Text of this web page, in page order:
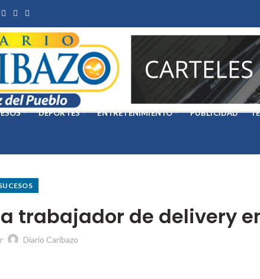
DEPORTES ENTRETENIMIENTO PUBLICIDAD
trabajador de delivery
Diario Caribazo